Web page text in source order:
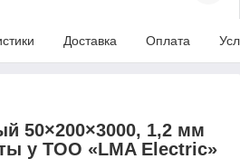
Доставка Оплата
50×200×3000, 1,2 мм
у ТОО «LMA Electric»